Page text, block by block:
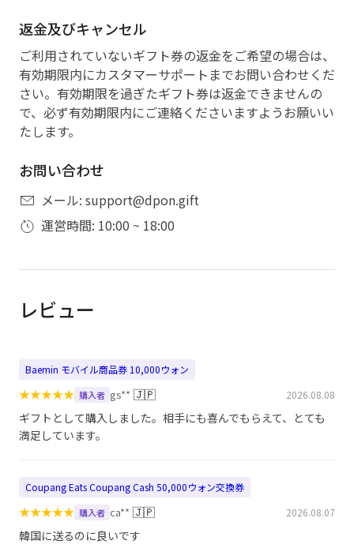
返金及びキャンセル
ご利用されていないギフト券の返金をご希望の場合は、
有効期限内にカスタマーサポートまでお問い合わせくだ
さい。有効期限を過ぎたギフト券は返金できませんの
で、必ず有効期限内にご連絡くださいますようお願いい
たします。
お問い合わせ
メール: support@dpon.gift
運営時間: 10:00 ~ 18:00
レビュー
Baemin モバイル商品券 10,000ウォン
★★★★★ 購入者 gs** 🇯🇵 2026.08.08
ギフトとして購入しました。相手にも喜んでもらえて、とても
満足しています。
Coupang Eats Coupang Cash 50,000ウォン交換券
★★★★★ 購入者 ca** 🇯🇵 2026.08.07
韓国に送るのに良いです